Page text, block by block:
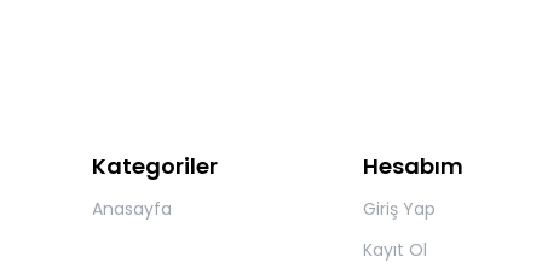
Kategoriler
Anasayfa
Hesabım
Giriş Yap
Kayıt Ol